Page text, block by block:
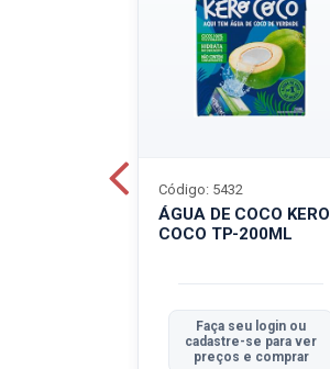
ÁGUA DE COCO KERO
COCO TP-200ML
Código: 5432
Faça seu login ou
cadastre-se para ver
preços e comprar